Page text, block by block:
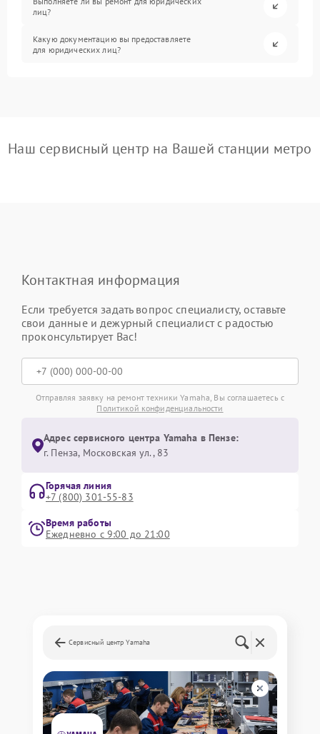
лиц?
Какую документацию вы предоставляете
для юридических лиц?
Наш сервисный центр на Вашей станции метро
Контактная информация
Если требуется задать вопрос специалисту, оставьте
свои данные и дежурный специалист с радостью
проконсультирует Вас!
Отправляя заявку на ремонт техники Yamaha, Вы соглашаетесь с
Политикой конфиденциальности
Адрес сервисного центра Yamaha в Пензе:
г. Пенза, Московская ул., 83
Горячая линия
+7 (800) 301-55-83
Время работы
Ежедневно с 9:00 до 21:00
Сервисный центр Yamaha